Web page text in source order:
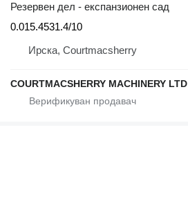
Резервен дел - експанзионен сад
0.015.4531.4/10
Ирска, Courtmacsherry
COURTMACSHERRY MACHINERY LTD